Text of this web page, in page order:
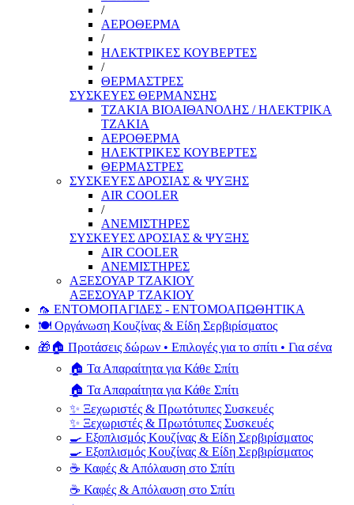
/
ΑΕΡΟΘΕΡΜΑ
/
ΗΛΕΚΤΡΙΚΕΣ ΚΟΥΒΕΡΤΕΣ
/
ΘΕΡΜΑΣΤΡΕΣ
ΣΥΣΚΕΥΕΣ ΘΕΡΜΑΝΣΗΣ
ΤΖΑΚΙΑ ΒΙΟΑΙΘΑΝΟΛΗΣ / ΗΛΕΚΤΡΙΚΑ
ΤΖΑΚΙΑ
ΑΕΡΟΘΕΡΜΑ
ΗΛΕΚΤΡΙΚΕΣ ΚΟΥΒΕΡΤΕΣ
ΘΕΡΜΑΣΤΡΕΣ
ΣΥΣΚΕΥΕΣ ΔΡΟΣΙΑΣ & ΨΥΞΗΣ
AIR COOLER
/
ΑΝΕΜΙΣΤΗΡΕΣ
ΣΥΣΚΕΥΕΣ ΔΡΟΣΙΑΣ & ΨΥΞΗΣ
AIR COOLER
ΑΝΕΜΙΣΤΗΡΕΣ
ΑΞΕΣΟΥΑΡ ΤΖΑΚΙΟΥ
ΑΞΕΣΟΥΑΡ ΤΖΑΚΙΟΥ
🦟 ΕΝΤΟΜΟΠΑΓΙΔΕΣ - ΕΝΤΟΜΟΑΠΩΘΗΤΙΚΑ
🍽️ Οργάνωση Κουζίνας & Είδη Σερβιρίσματος
🎁🏠 Προτάσεις δώρων • Επιλογές για το σπίτι • Για σένα
🏠 Τα Απαραίτητα για Κάθε Σπίτι
🏠 Τα Απαραίτητα για Κάθε Σπίτι
✨ Ξεχωριστές & Πρωτότυπες Συσκευές
✨ Ξεχωριστές & Πρωτότυπες Συσκευές
🍳 Εξοπλισμός Κουζίνας & Είδη Σερβιρίσματος
🍳 Εξοπλισμός Κουζίνας & Είδη Σερβιρίσματος
☕ Καφές & Απόλαυση στο Σπίτι
☕ Καφές & Απόλαυση στο Σπίτι